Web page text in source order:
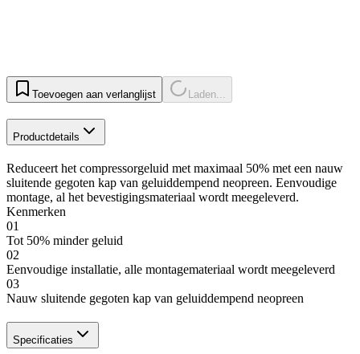
Toevoegen aan verlanglijst Laden...
Productdetails
Reduceert het compressorgeluid met maximaal 50% met een nauw
sluitende gegoten kap van geluiddempend neopreen. Eenvoudige
montage, al het bevestigingsmateriaal wordt meegeleverd.
Kenmerken
01
Tot 50% minder geluid
02
Eenvoudige installatie, alle montagemateriaal wordt meegeleverd
03
Nauw sluitende gegoten kap van geluiddempend neopreen
Specificaties